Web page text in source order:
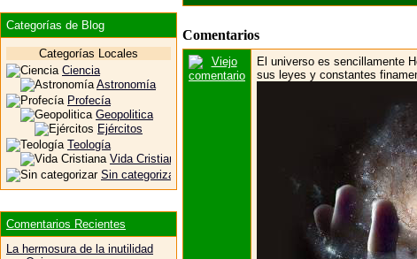
Comentarios
El universo es sencillamente
sus leyes y constantes
Categorías de Blog
Categorías Locales
Ciencia
Astronomía
Profecía
Geopolitica
Ejércitos
Teología
Vida Cristiana
Sin categorizar
Comentarios Recientes
La hermosura de la inutilidad